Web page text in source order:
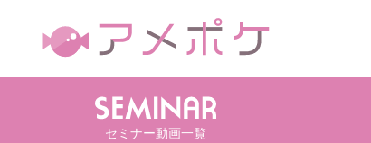
セミナー動画一覧